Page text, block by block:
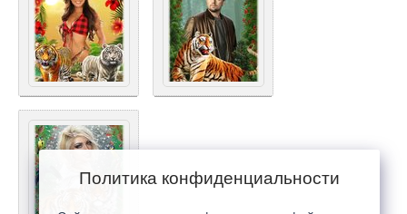
Политика конфиденциальности